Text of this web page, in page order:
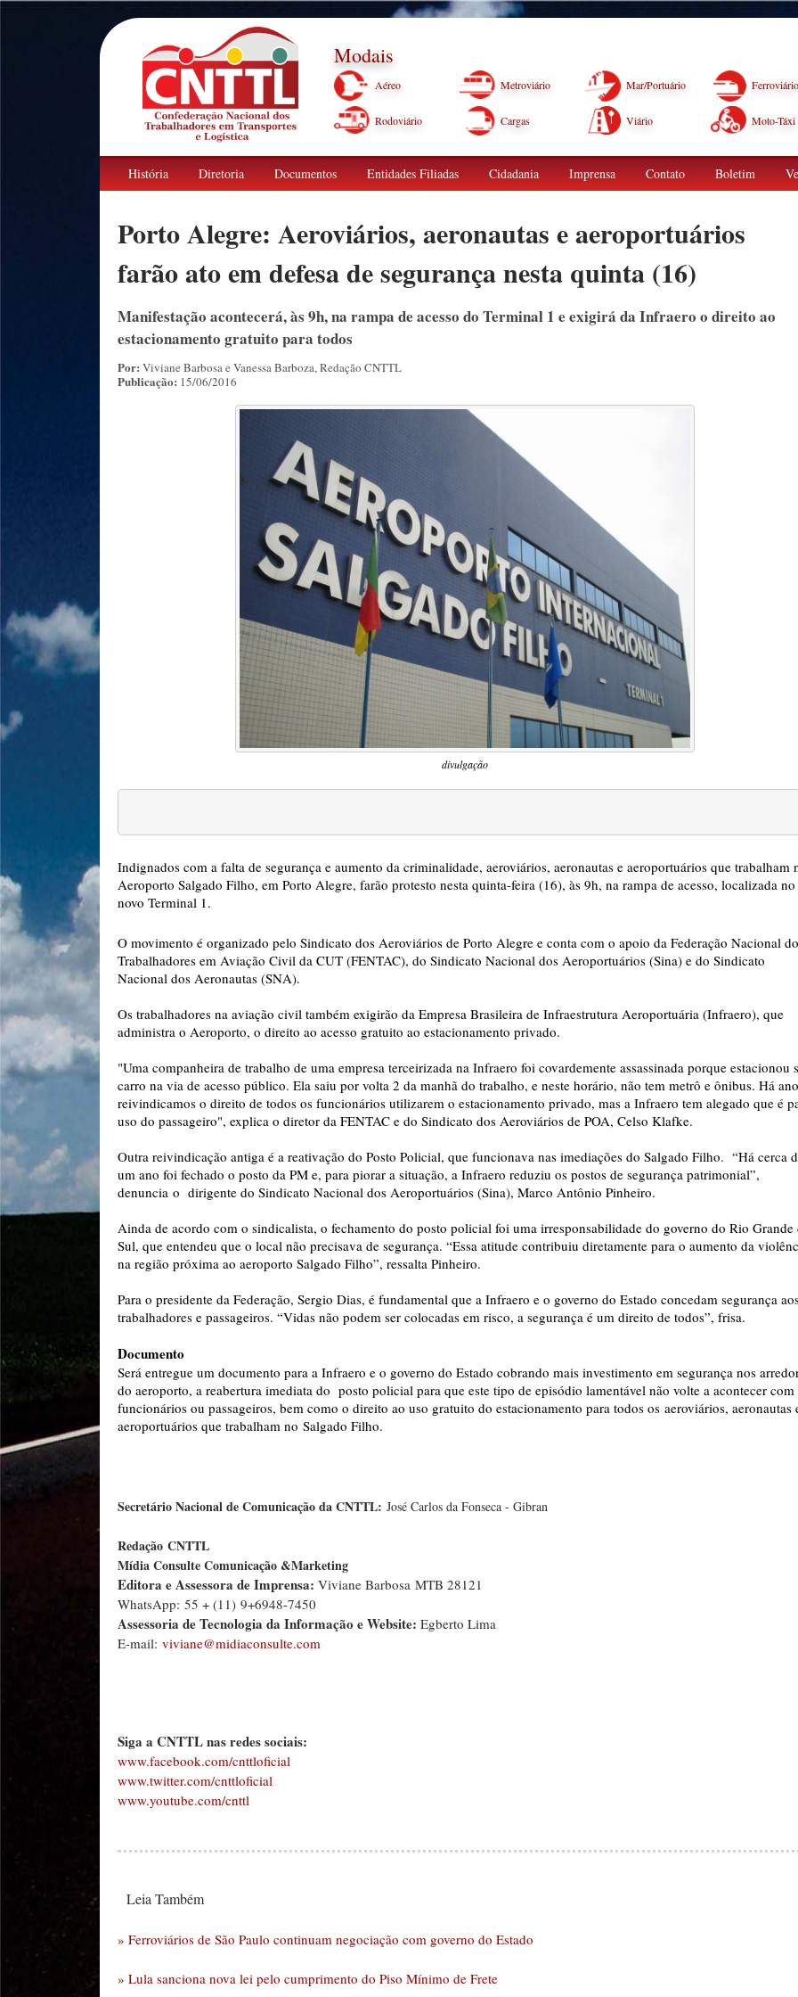
Modais
Aéreo Metroviário Mar/Portuário Ferroviário
Rodoviário Cargas Viário Moto-Táxi
História Diretoria Documentos Entidades Filiadas Cidadania Imprensa Contato Boletim
Porto Alegre: Aeroviários, aeronautas e aeroportuários
farão ato em defesa de segurança nesta quinta (16)
Manifestação acontecerá, às 9h, na rampa de acesso do Terminal 1 e exigirá da Infraero o direito ao
estacionamento gratuito para todos
Por: Viviane Barbosa e Vanessa Barboza, Redação CNTTL
Publicação: 15/06/2016
divulgação
Indignados com a falta de segurança e aumento da criminalidade, aeroviários, aeronautas e aeroportuários que trabalham
Aeroporto Salgado Filho, em Porto Alegre, farão protesto nesta quinta-feira (16), às 9h, na rampa de acesso, localizada no
novo Terminal 1.
O movimento é organizado pelo Sindicato dos Aeroviários de Porto Alegre e conta com o apoio da Federação Nacional
Trabalhadores em Aviação Civil da CUT (FENTAC), do Sindicato Nacional dos Aeroportuários (Sina) e do Sindicato
Nacional dos Aeronautas (SNA).
Os trabalhadores na aviação civil também exigirão da Empresa Brasileira de Infraestrutura Aeroportuária (Infraero), que
administra o Aeroporto, o direito ao acesso gratuito ao estacionamento privado.
"Uma companheira de trabalho de uma empresa terceirizada na Infraero foi covardemente assassinada porque estacionou
carro na via de acesso público. Ela saiu por volta 2 da manhã do trabalho, e neste horário, não tem metrô e ônibus. Há
reivindicamos o direito de todos os funcionários utilizarem o estacionamento privado, mas a Infraero tem alegado que é
uso do passageiro", explica o diretor da FENTAC e do Sindicato dos Aeroviários de POA, Celso Klafke.
Outra reivindicação antiga é a reativação do Posto Policial, que funcionava nas imediações do Salgado Filho. “Há cerca
um ano foi fechado o posto da PM e, para piorar a situação, a Infraero reduziu os postos de segurança patrimonial”,
denuncia o dirigente do Sindicato Nacional dos Aeroportuários (Sina), Marco Antônio Pinheiro.
Ainda de acordo com o sindicalista, o fechamento do posto policial foi uma irresponsabilidade do governo do Rio Grande
Sul, que entendeu que o local não precisava de segurança. “Essa atitude contribuiu diretamente para o aumento da
na região próxima ao aeroporto Salgado Filho”, ressalta Pinheiro.
Para o presidente da Federação, Sergio Dias, é fundamental que a Infraero e o governo do Estado concedam segurança
trabalhadores e passageiros. “Vidas não podem ser colocadas em risco, a segurança é um direito de todos”, frisa.
Documento
Será entregue um documento para a Infraero e o governo do Estado cobrando mais investimento em segurança nos
do aeroporto, a reabertura imediata do posto policial para que este tipo de episódio lamentável não volte a acontecer com
funcionários ou passageiros, bem como o direito ao uso gratuito do estacionamento para todos os aeroviários, aeronautas
aeroportuários que trabalham no Salgado Filho.
Secretário Nacional de Comunicação da CNTTL: José Carlos da Fonseca - Gibran
Redação CNTTL
Mídia Consulte Comunicação &Marketing
Editora e Assessora de Imprensa: Viviane Barbosa MTB 28121
WhatsApp: 55 + (11) 9+6948-7450
Assessoria de Tecnologia da Informação e Website: Egberto Lima
E-mail: viviane@midiaconsulte.com
Siga a CNTTL nas redes sociais:
www.facebook.com/cnttloficial
www.twitter.com/cnttloficial
www.youtube.com/cnttl
Leia Também
» Ferroviários de São Paulo continuam negociação com governo do Estado
» Lula sanciona nova lei pelo cumprimento do Piso Mínimo de Frete